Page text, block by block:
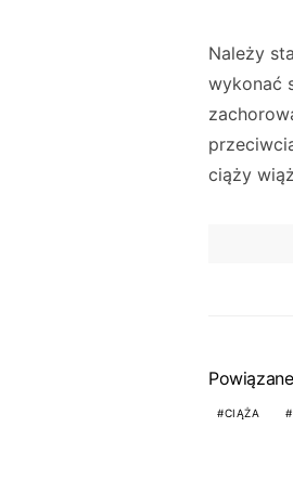
Należy
wykonać
ciąży
CIĄŻA